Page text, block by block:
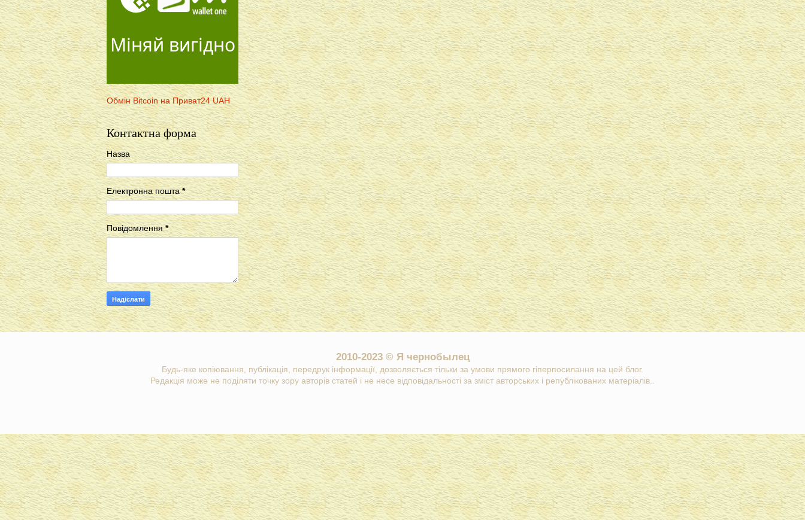
Міняй вигідно
Обмін Bitcoin на Приват24 UAH
Контактна форма
Назва
Електронна пошта*
Повідомлення*
2010-2023 © Я чернобылец
Будь-яке копіювання, публікація, передрук інформації, дозволяється тільки за умови прямого гіперпосилання на цей блог.
Редакція може не поділяти точку зору авторів статей і не несе відповідальності за зміст авторських і републікованих матеріалів..